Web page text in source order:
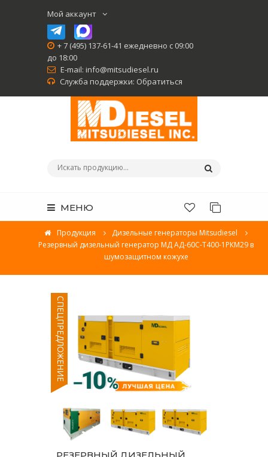
Мой аккаунт
+ 7 (495) 137-61-41 ежедневно с 09:00
до 18:00
E-mail: info@mitsudiesel.ru
Служба поддержки: Обратиться
МЕНЮ
Продукция
Дизельные генераторы Mitsudiesel
Резервный дизельный генератор МД АД-60С-Т400-1РКМ29 в
шумозащитном кожухе
СПЕЦПРЕДЛОЖЕНИЕ